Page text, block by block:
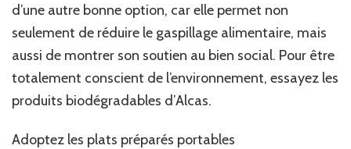
d’une autre bonne option, car elle permet non
seulement de réduire le gaspillage alimentaire, mais
aussi de montrer son soutien au bien social. Pour être
totalement conscient de l’environnement, essayez les
produits biodégradables d’Alcas.
Adoptez les plats préparés portables